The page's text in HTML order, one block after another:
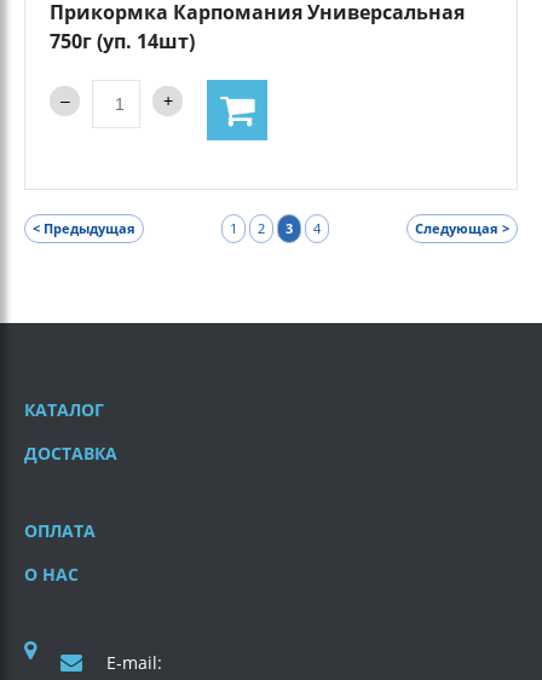
Прикормка Карпомания Универсальная
750г (уп. 14шт)
< Предыдущая 1 2 3 4 Следующая >
КАТАЛОГ
ДОСТАВКА
ОПЛАТА
О НАС
E-mail: